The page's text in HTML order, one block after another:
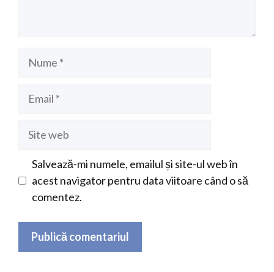
Salvează-mi numele, emailul și site-ul web în
acest navigator pentru data viitoare când o să
comentez.